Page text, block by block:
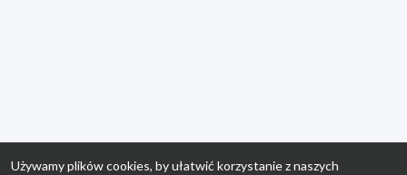
Używamy plików cookies, by ułatwić korzystanie z naszych